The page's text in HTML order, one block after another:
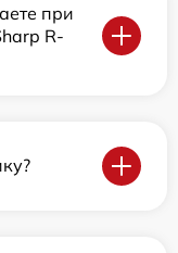
при
R-